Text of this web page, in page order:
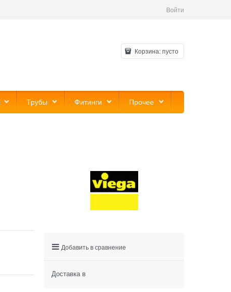
Войти
Корзина:пусто
Трубы Фитинги Прочее
Добавить в сравнение
Доставка в